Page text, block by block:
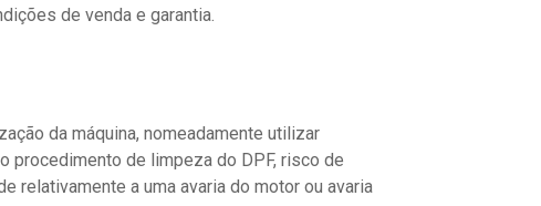
de venda e garantia.
da máquina, nomeadamente utilizar
procedimento de limpeza do DPF, risco de
relativamente a uma avaria do motor ou avaria